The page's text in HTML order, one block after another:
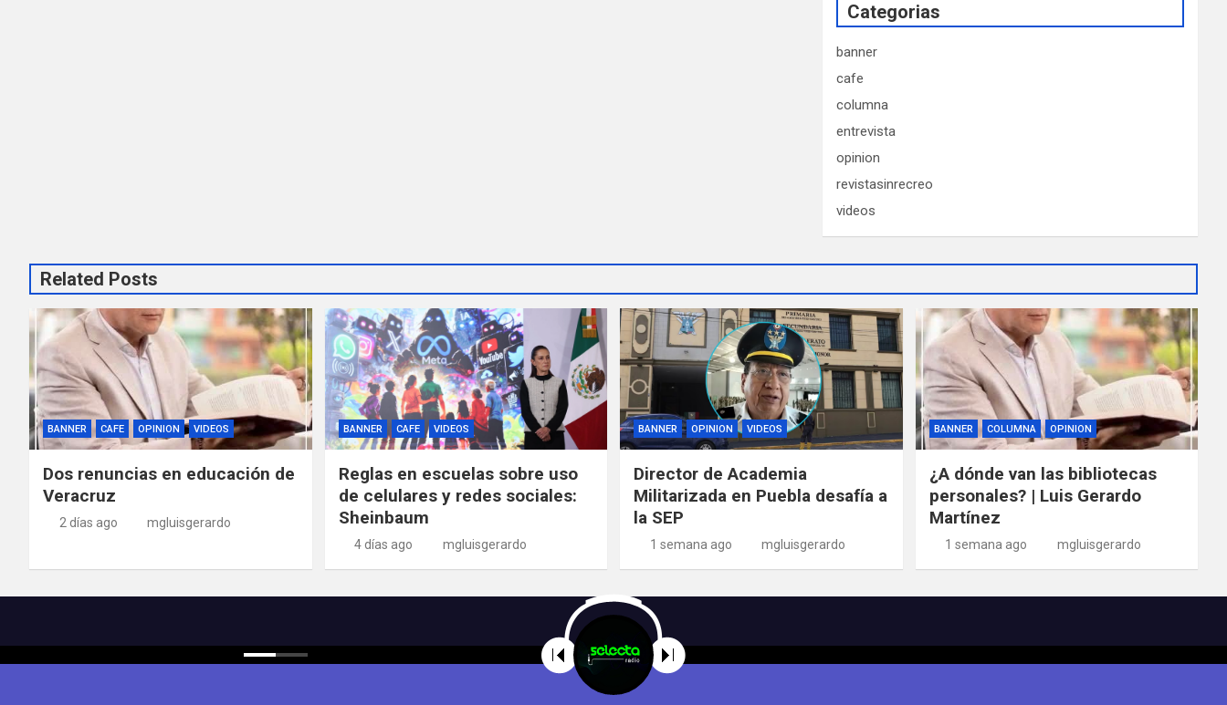
Categorias
banner
cafe
columna
entrevista
opinion
revistasinrecreo
videos
Related Posts
BANNER CAFE OPINION VIDEOS
Dos renuncias en educación de
Veracruz
2 días ago mgluisgerardo
BANNER CAFE VIDEOS
Reglas en escuelas sobre uso
de celulares y redes sociales:
Sheinbaum
4 días ago mgluisgerardo
BANNER OPINION VIDEOS
Director de Academia
Militarizada en Puebla desafía a
la SEP
1 semana ago mgluisgerardo
BANNER COLUMNA OPINION
¿A dónde van las bibliotecas
personales? | Luis Gerardo
Martínez
1 semana ago mgluisgerardo